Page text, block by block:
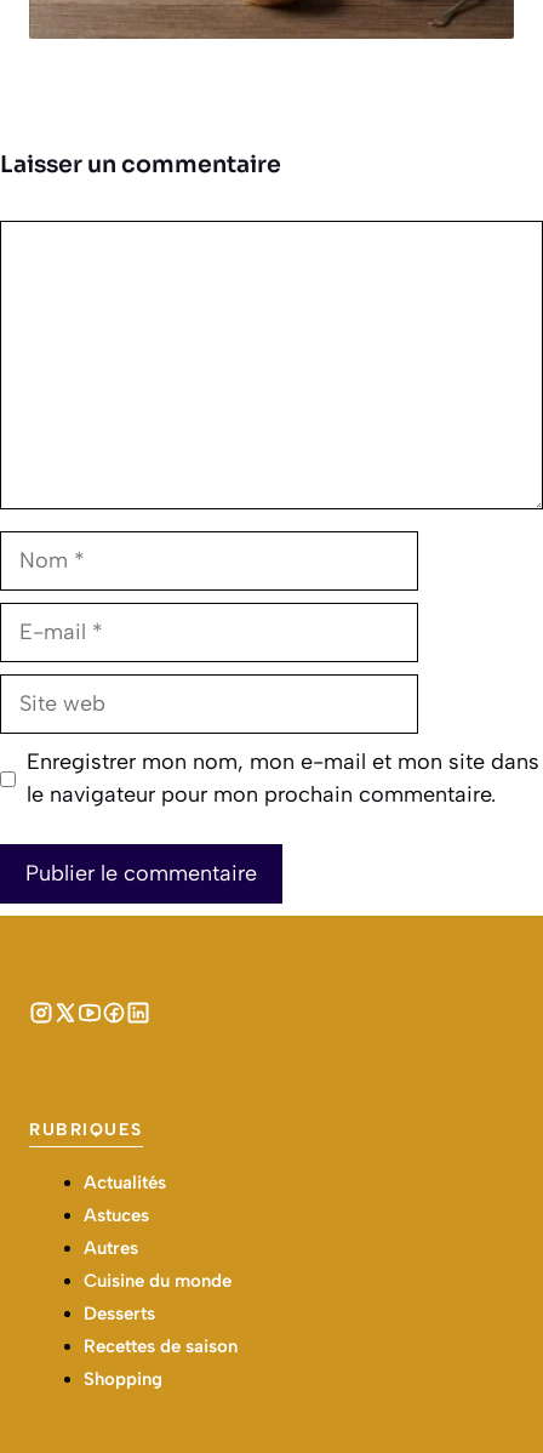
Laisser un commentaire
Nom
E-
Site
Enregistrer mon nom, mon e-mail et mon site dans
le navigateur pour mon prochain commentaire.
RUBRIQUES
Actualités
Astuces
Autres
Cuisine du monde
Desserts
Recettes de saison
Shopping